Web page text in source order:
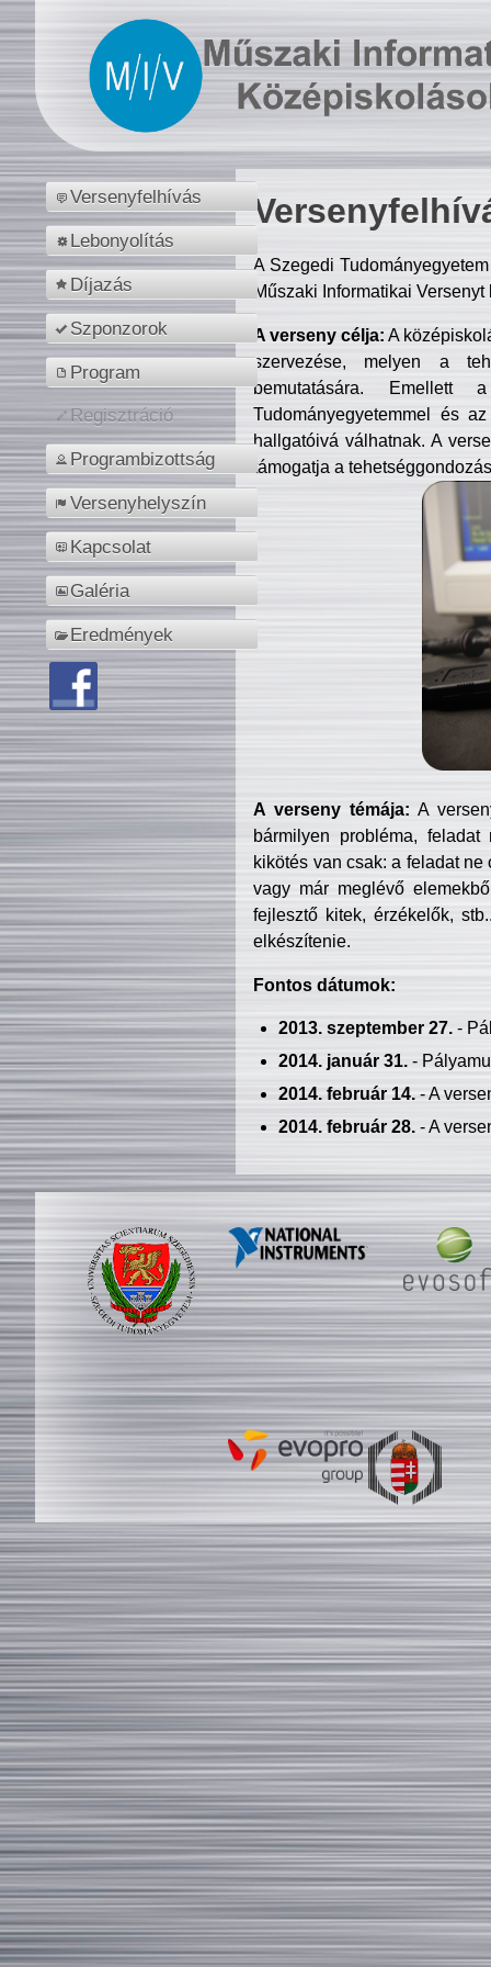
Versenyfelhívás
Lebonyolítás
Díjazás
Szponzorok
Program
Regisztráció
Programbizottság
Versenyhelyszín
Kapcsolat
Galéria
Eredmények
A Szegedi
Műszaki Informatikai
A verseny célja: A
szervezése, melyen a
bemutatására. Emellett
Tudományegyetemmel és
hallgatóivá válhatnak. A
támogatja a
A verseny témája: A
bármilyen probléma, feladat
kikötés van csak: a feladat
vagy már meglévő
fejlesztő kitek, érzékelők,
elkészítenie.
Fontos dátumok:
2013. szeptember 27.-
2014. január 31.-
2014. február 14.- A
2014. február 28.- A